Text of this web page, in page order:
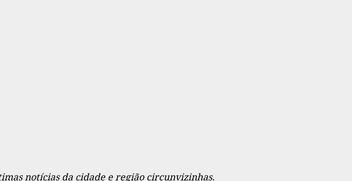
notícias da cidade e região circunvizinhas.